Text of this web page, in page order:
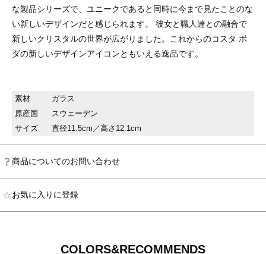
な製品シリーズで、ユニークであると同時に今まで見たことのな
い新しいデザインだと感じられます。 彼女と職人達との融合で
新しいクリスタルの世界が広がりました。これからのコスタ ボ
ダの新しいデザインアイコンともいえる逸品です。
素材
ガラス
原産国
スウェーデン
サイズ
直径11.5cm／高さ12.1cm
商品についてのお問い合わせ
お気に入りに登録
COLORS&RECOMMENDS